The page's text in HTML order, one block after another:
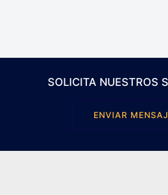
SOLICITA NUESTROS
ENVIAR